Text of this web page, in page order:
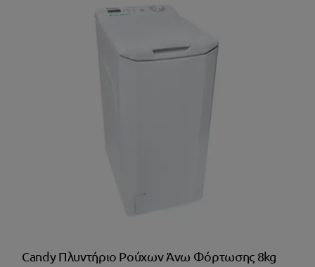
Candy Πλυντήριο Ρούχων Άνω Φόρτωσης 8kg